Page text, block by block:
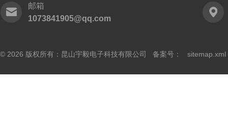
邮箱
1073841905@qq.com
© 2026 版权所有：昆山宇毅电子科技有限公司 备案号： sitemap.xml